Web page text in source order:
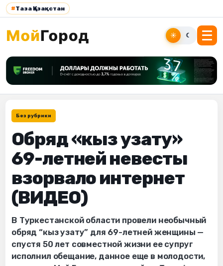
#Таза Қазақстан
☀ ☾
Без рубрики
Обряд «кыз узату»
69-летней невесты
взорвало интернет
(ВИДЕО)
В Туркестанской области провели необычный
обряд “кыз узату” для 69-летней женщины —
спустя 50 лет совместной жизни ее супруг
исполнил обещание, данное еще в молодости,